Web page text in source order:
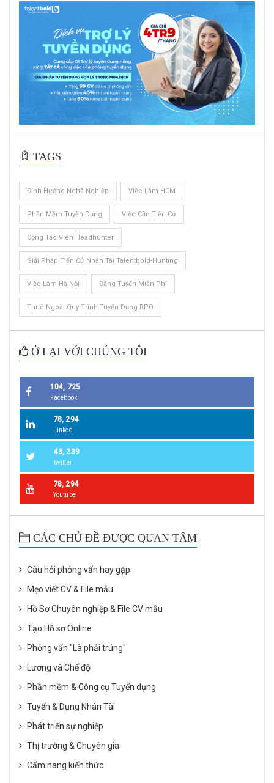
TAGS
Định Hướng Nghề Nghiệp Việc Làm HCM
Phần Mềm Tuyển Dụng Việc Cần Tiến Cử
Cộng Tác Viên Headhunter
Giải Pháp Tiến Cử Nhân Tài Talentbold-Hunting
Việc Làm Hà Nội Đăng Tuyển Miễn Phí
Thuê Ngoài Quy Trình Tuyển Dụng RPO
Ở LẠI VỚI CHÚNG TÔI
104, 725
Facebook
78, 294
Linked
43, 239
twitter
78, 294
Youtube
CÁC CHỦ ĐỀ ĐƯỢC QUAN TÂM
Câu hỏi phỏng vấn hay gặp
Mẹo viết CV & File mẫu
Hồ Sơ Chuyên nghiệp & File CV mẫu
Tạo Hồ sơ Online
Phỏng vấn "Là phải trúng"
Lương và Chế độ
Phần mềm & Công cụ Tuyển dụng
Tuyển & Dụng Nhân Tài
Phát triển sự nghiệp
Thị trường & Chuyên gia
Cẩm nang kiến thức